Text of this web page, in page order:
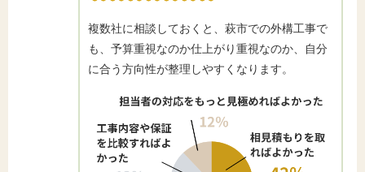
複数社に相談しておくと、萩市での外構工事で
も、予算重視なのか仕上がり重視なのか、自分
に合う方向性が整理しやすくなります。